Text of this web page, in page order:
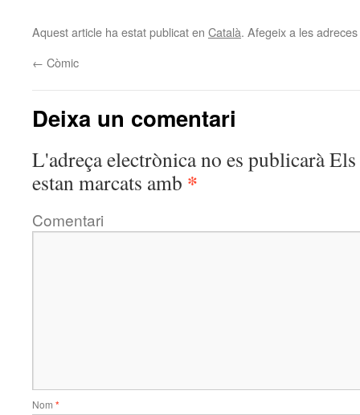
Aquest article ha estat publicat en Català. Afegeix a les
← Còmic
Deixa un comentari
L'adreça electrònica no es publicaràEls
estan marcats amb *
Comentari
Nom *